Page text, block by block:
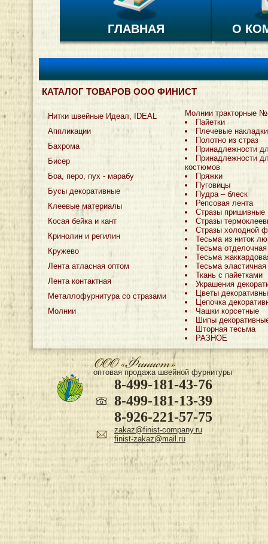
ГЛАВНАЯ О
КАТАЛОГ ТОВАРОВ ООО ФИНИСТ
Нитки швейные Идеал, IDEAL
Аппликации
Бахрома
Бисер
Боа, перо, пух - марабу
Бусы декоративные
Клеевые материалы
Косая бейка и кант
Кринолин и регилин
Кружево
Лента атласная оптом
Лента контактная
Металлофурнитура со стразами
Молнии
Молнии тракторные
Пайетки
Плечевые накладки
Полотно из страз
Принадлежности
Принадлежности
костюмов
Пряжки
Пуговицы
Пудра – блеск
Репсовая лента
Стразы пришивные
Стразы
Стразы холодной
Тесьма из ниток
Тесьма отделочная
Тесьма
Тесьма эластичная
Ткань с пайетками
Украшения
Цветы
Цепочка
Чашки корсетные
Шипы
Шторная тесьма
РАЗНОЕ
оптовая продажа швейной фурнитуры
8-499-181-43-76
8-499-181-13-39
8-926-221-57-75
zakaz@finist-company.ru
finist-zakaz@mail.ru